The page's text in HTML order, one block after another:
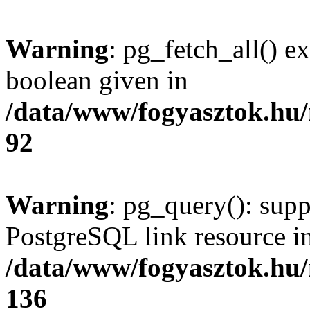
Warning: pg_fetch_all()
boolean given in
/data/www/
92
Warning: pg_query():
PostgreSQL link resource
/data/www/
136